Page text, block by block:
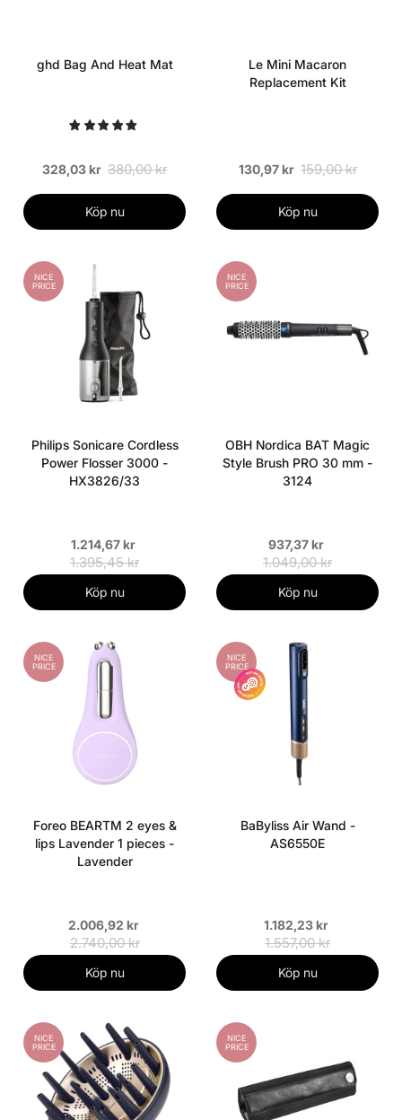
ghd Bag And Heat Mat
328,03 kr 380,00 kr
Köp nu
Le Mini Macaron
Replacement Kit
130,97 kr 159,00 kr
Köp nu
NICE
PRICE
Philips Sonicare Cordless
Power Flosser 3000 -
HX3826/33
1.214,67 kr
1.395,45 kr
Köp nu
NICE
PRICE
OBH Nordica BAT Magic
Style Brush PRO 30 mm -
3124
937,37 kr
1.049,00 kr
Köp nu
NICE
PRICE
Foreo BEARTM 2 eyes &
lips Lavender 1 pieces -
Lavender
2.006,92 kr
2.740,00 kr
Köp nu
NICE
PRICE
BaByliss Air Wand -
AS6550E
1.182,23 kr
1.557,00 kr
Köp nu
NICE
PRICE
NICE
PRICE